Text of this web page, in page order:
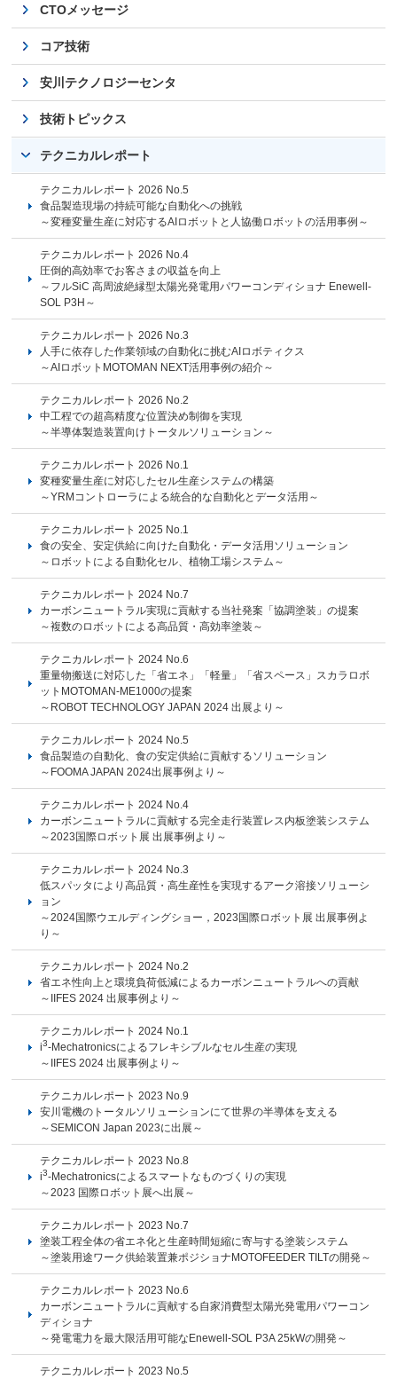
CTOメッセージ
コア技術
安川テクノロジーセンタ
技術トピックス
テクニカルレポート
テクニカルレポート 2026 No.5
食品製造現場の持続可能な自動化への挑戦
～変種変量生産に対応するAIロボットと人協働ロボットの活用事例～
テクニカルレポート 2026 No.4
圧倒的高効率でお客さまの収益を向上
～フルSiC 高周波絶縁型太陽光発電用パワーコンディショナ Enewell-
SOL P3H～
テクニカルレポート 2026 No.3
人手に依存した作業領域の自動化に挑むAIロボティクス
～AIロボットMOTOMAN NEXT活用事例の紹介～
テクニカルレポート 2026 No.2
中工程での超高精度な位置決め制御を実現
～半導体製造装置向けトータルソリューション～
テクニカルレポート 2026 No.1
変種変量生産に対応したセル生産システムの構築
～YRMコントローラによる統合的な自動化とデータ活用～
テクニカルレポート 2025 No.1
食の安全、安定供給に向けた自動化・データ活用ソリューション
～ロボットによる自動化セル、植物工場システム～
テクニカルレポート 2024 No.7
カーボンニュートラル実現に貢献する当社発案「協調塗装」の提案
～複数のロボットによる高品質・高効率塗装～
テクニカルレポート 2024 No.6
重量物搬送に対応した「省エネ」「軽量」「省スペース」スカラロボ
ットMOTOMAN-ME1000の提案
～ROBOT TECHNOLOGY JAPAN 2024 出展より～
テクニカルレポート 2024 No.5
食品製造の自動化、食の安定供給に貢献するソリューション
～FOOMA JAPAN 2024出展事例より～
テクニカルレポート 2024 No.4
カーボンニュートラルに貢献する完全走行装置レス内板塗装システム
～2023国際ロボット展 出展事例より～
テクニカルレポート 2024 No.3
低スパッタにより高品質・高生産性を実現するアーク溶接ソリューシ
ョン
～2024国際ウエルディングショー，2023国際ロボット展 出展事例よ
り～
テクニカルレポート 2024 No.2
省エネ性向上と環境負荷低減によるカーボンニュートラルへの貢献
～IIFES 2024 出展事例より～
テクニカルレポート 2024 No.1
i3-Mechatronicsによるフレキシブルなセル生産の実現
～IIFES 2024 出展事例より～
テクニカルレポート 2023 No.9
安川電機のトータルソリューションにて世界の半導体を支える
～SEMICON Japan 2023に出展～
テクニカルレポート 2023 No.8
i3-Mechatronicsによるスマートなものづくりの実現
～2023 国際ロボット展へ出展～
テクニカルレポート 2023 No.7
塗装工程全体の省エネ化と生産時間短縮に寄与する塗装システム
～塗装用途ワーク供給装置兼ポジショナMOTOFEEDER TILTの開発～
テクニカルレポート 2023 No.6
カーボンニュートラルに貢献する自家消費型太陽光発電用パワーコン
ディショナ
～発電電力を最大限活用可能なEnewell-SOL P3A 25kWの開発～
テクニカルレポート 2023 No.5